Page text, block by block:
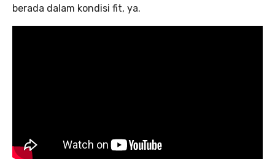
berada dalam kondisi fit, ya.